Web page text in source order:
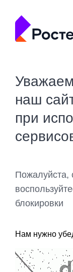
наш
при
Пожалуйста,
блокировки
Нам нужно